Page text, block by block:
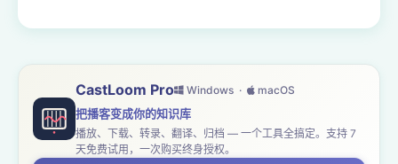
CastLoom Pro Windows · macOS
把播客变成你的知识库
播放、下载、转录、翻译、归档 — 一个工具全搞定。支持 7
天免费试用，一次购买终身授权。